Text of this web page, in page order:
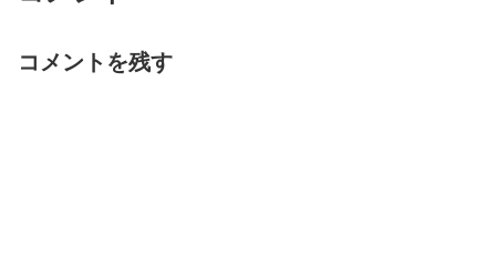
コメントを残す